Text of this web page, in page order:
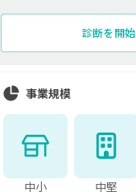
診断を開始
事業規模
中小 中堅